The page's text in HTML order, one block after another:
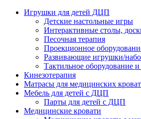
Игрушки для детей ДЦП
Детские настольные игры
Интерактивные столы,
Песочная терапия
Проекционное
Развивающие игрушки/
Тактильное оборудование
Кинезотерапия
Матрасы для медицинских
Мебель для детей с ДЦП
Парты для детей с ДЦП
Медицинские кровати